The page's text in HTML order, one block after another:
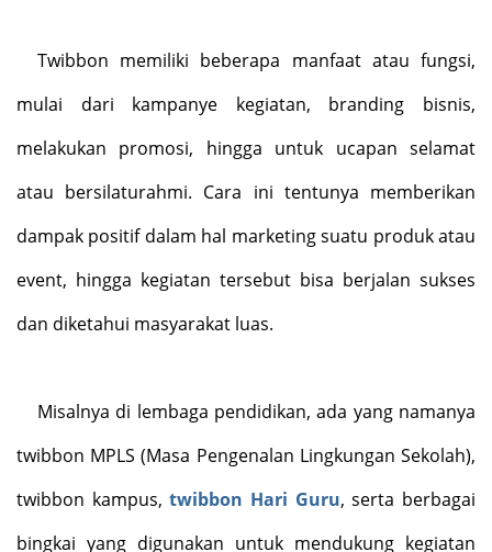
Twibbon memiliki beberapa manfaat atau fungsi,
mulai dari kampanye kegiatan, branding bisnis,
melakukan promosi, hingga untuk ucapan selamat
atau bersilaturahmi. Cara ini tentunya memberikan
dampak positif dalam hal marketing suatu produk atau
event, hingga kegiatan tersebut bisa berjalan sukses
dan diketahui masyarakat luas.
Misalnya di lembaga pendidikan, ada yang namanya
twibbon MPLS (Masa Pengenalan Lingkungan Sekolah),
twibbon kampus,twibbon Hari Guru, serta berbagai
bingkai yang digunakan untuk mendukung kegiatan